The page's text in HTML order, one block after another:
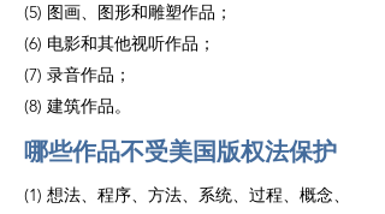
(5) 图画、图形和雕塑作品；
(6) 电影和其他视听作品；
(7) 录音作品；
(8) 建筑作品。
哪些作品不受美国版权法保护
(1) 想法、程序、方法、系统、过程、概念、